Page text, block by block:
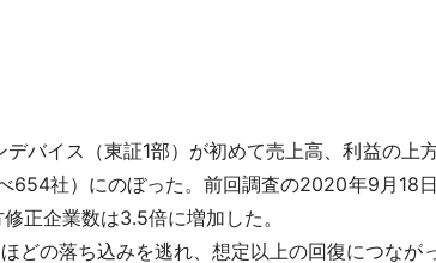
バイス（東証1部）が初めて売上高、利益の上
654社）にのぼった。前回調査の2020年9月18
正企業数は3.5倍に増加した。
の落ち込みを逃れ、想定以上の回復につなが